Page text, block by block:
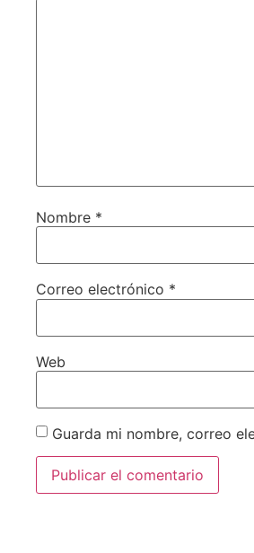
Nombre *
Correo electrónico *
Web
Guarda mi nombre, correo